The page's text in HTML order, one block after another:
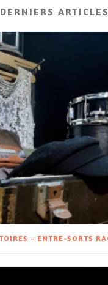
DERNIERS ARTICLES